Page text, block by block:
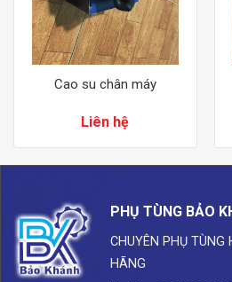
Cao su chân máy
Liên hệ
PHỤ TÙNG BẢO
CHUYÊN PHỤ TÙNG
HÃNG